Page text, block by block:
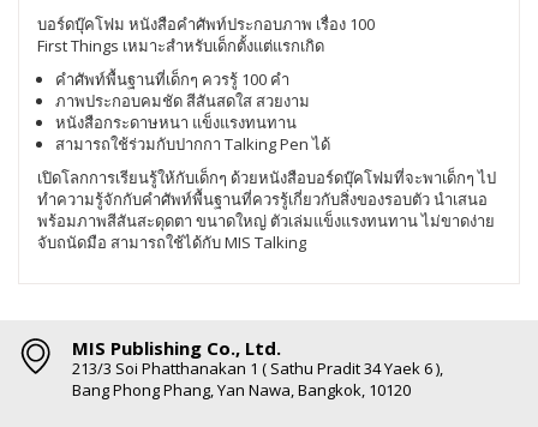
บอร์ดบุ๊คโฟม หนังสือคำศัพท์ประกอบภาพ เรื่อง 100
First Things เหมาะสำหรับเด็กตั้งแต่แรกเกิด
คำศัพท์พื้นฐานที่เด็กๆ ควรรู้ 100 คำ
ภาพประกอบคมชัด สีสันสดใส สวยงาม
หนังสือกระดาษหนา แข็งแรงทนทาน
สามารถใช้ร่วมกับปากกา Talking Pen ได้
เปิดโลกการเรียนรู้ให้กับเด็กๆ ด้วยหนังสือบอร์ดบุ๊คโฟมที่จะพาเด็กๆ ไป
ทำความรู้จักกับคำศัพท์พื้นฐานที่ควรรู้เกี่ยวกับสิ่งของรอบตัว นำเสนอ
พร้อมภาพสีสันสะดุดตา ขนาดใหญ่ ตัวเล่มแข็งแรงทนทาน ไม่ขาดง่าย
จับถนัดมือ สามารถใช้ได้กับ MIS Talking
MIS Publishing Co., Ltd.
213/3 Soi Phatthanakan 1 ( Sathu Pradit 34 Yaek 6 ),
Bang Phong Phang, Yan Nawa, Bangkok, 10120